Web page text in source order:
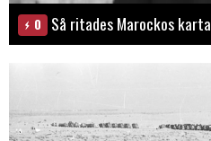
0 Så ritades Marockos karta